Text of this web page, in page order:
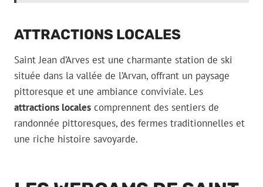
ATTRACTIONS LOCALES
Saint Jean d’Arves est une charmante station de ski
située dans la vallée de l’Arvan, offrant un paysage
pittoresque et une ambiance conviviale. Les
attractions locales comprennent des sentiers de
randonnée pittoresques, des fermes traditionnelles et
une riche histoire savoyarde.